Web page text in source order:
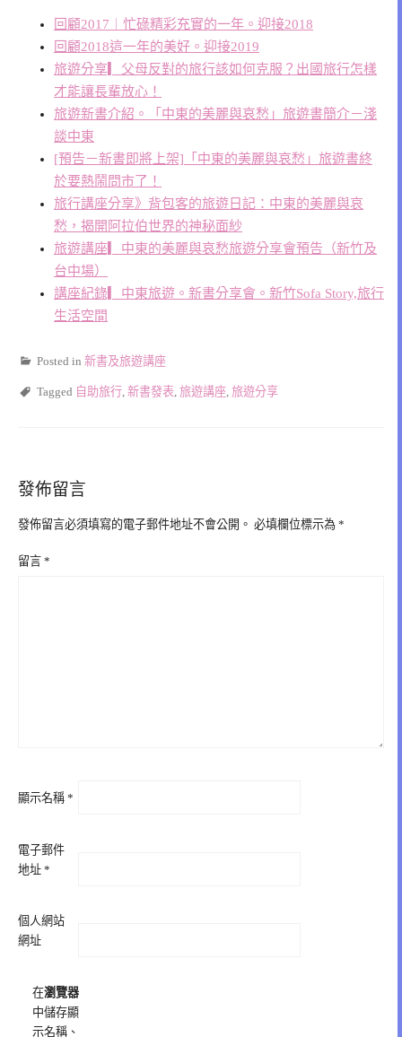
回顧2017︱忙碌精彩充實的一年。迎接2018
回顧2018這一年的美好。迎接2019
旅遊分享▎父母反對的旅行該如何克服？出國旅行怎樣
才能讓長輩放心！
旅遊新書介紹。「中東的美麗與哀愁」旅遊書簡介－淺
談中東
[預告－新書即將上架]「中東的美麗與哀愁」旅遊書終
於要熱鬧問市了！
旅行講座分享》背包客的旅遊日記：中東的美麗與哀
愁，揭開阿拉伯世界的神秘面紗
旅遊講座▎中東的美麗與哀愁旅遊分享會預告（新竹及
台中場）
講座紀錄▎中東旅遊。新書分享會。新竹Sofa Story,旅行
生活空間
Posted in 新書及旅遊講座
Tagged 自助旅行, 新書發表, 旅遊講座, 旅遊分享
發佈留言
發佈留言必須填寫的電子郵件地址不會公開。 必填欄位標示為 *
留言 *
顯示名稱 *
電子郵件
地址 *
個人網站
網址
在瀏覽器
中儲存顯
示名稱、